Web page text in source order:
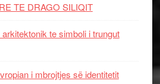
TE DRAGO SILIQIT
te simboli i trungut
i mbrojtjes së identitetit